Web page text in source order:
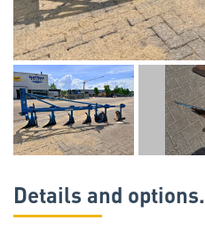
Details and options.